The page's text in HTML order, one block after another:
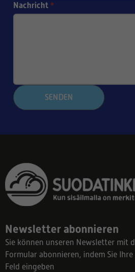
Nachricht *
SENDEN
Newsletter abonnieren
Sie können unseren Newsletter mit
Formular abonnieren, indem Sie
Feld eingeben